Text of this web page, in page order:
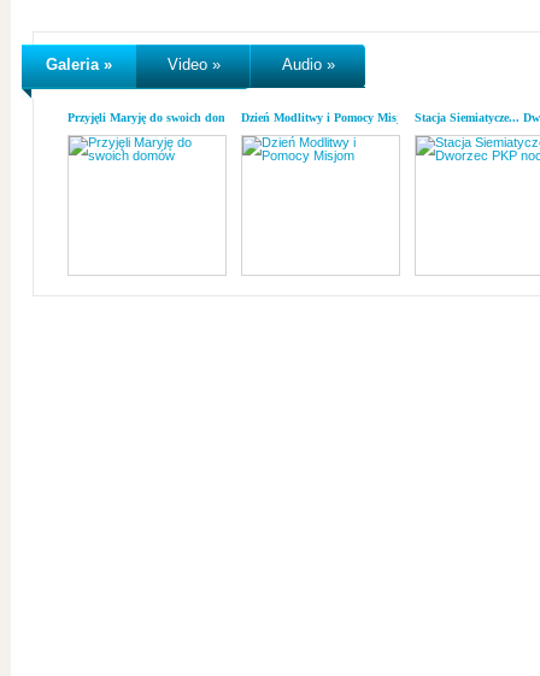
Galeria » Video » Audio »
Przyjęli Maryję do swoich domówDzień Modlitwy i Pomocy MisjomStacja Siemiatycze...